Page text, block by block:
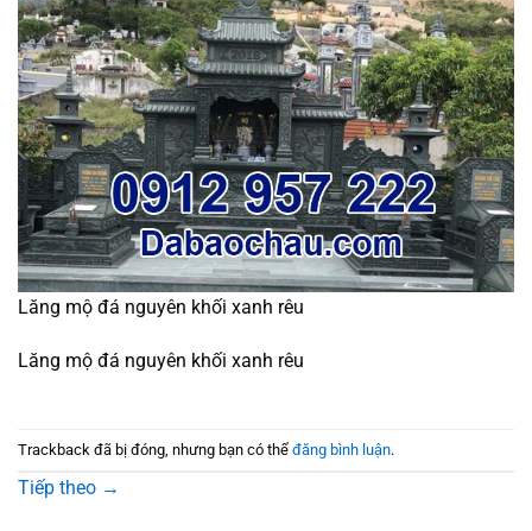
Lăng mộ đá nguyên khối xanh rêu
Lăng mộ đá nguyên khối xanh rêu
Trackback đã bị đóng, nhưng bạn có thể đăng bình luận.
Tiếp theo →